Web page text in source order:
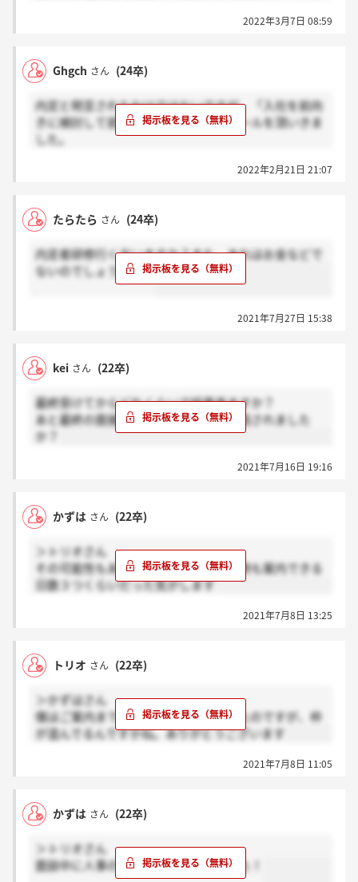
2022年3月7日 08:59
Ghgch さん (24卒)
内定と明言されたわけではないですが、「入社を前向
きに検討して欲しい」という内容のメールを頂いきま
した。
これは内定通知なのでしょうか？それとも、これから
どなたかご存知の方がいらっしゃれば、お聞きしたい
2022年2月21日 21:07
たらたら さん (24卒)
内定者研修行く方いますか？また、あれはお金などで
ないのでしょうかね？
2021年7月27日 15:38
kei さん (22卒)
最終受けてからどれくらいで結果来ますか？
あと最終の面接終わりくらいに合否の話されました
か？
2021年7月16日 19:16
かずは さん (22卒)
＞トリオさん
その可能性もあると思います！自分の時も案内できる
日数３つくらいだった気がします
2021年7月8日 13:25
トリオ さん (22卒)
＞かずはさん
僕はご案内までお待ち下さいと言われたのですが、枠
が混んでるんですかね。ありがとうございます
2021年7月8日 11:05
かずは さん (22卒)
＞トリオさん
面談中に人事の方が予約してくれました！